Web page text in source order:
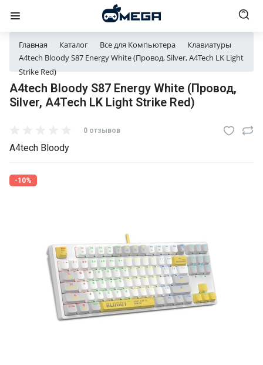
Главная Каталог Все для Компьютера
Клавиатуры
A4tech Bloody S87 Energy White (Провод, Silver, A4Tech LK Light
Strike Red)
A4tech Bloody S87 Energy White (Провод,
Silver, A4Tech LK Light Strike Red)
0 отзывов
A4tech Bloody
-10%